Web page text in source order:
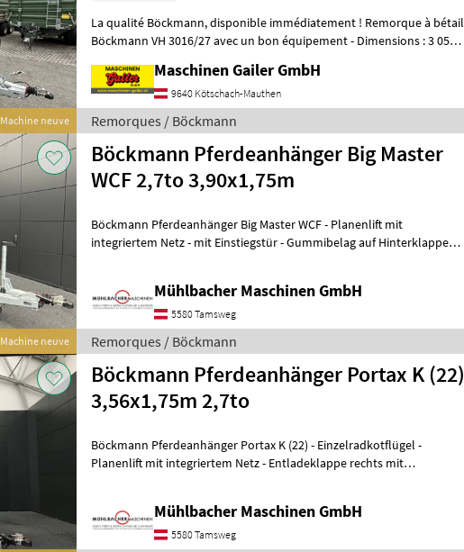
Machine neuve
La qualité Böckmann, disponible immédiatement ! Remorque à bétail
Böckmann VH 3016/27 avec un bon équipement - Dimensions : 3 050 x
Maschinen Gailer GmbH
9640 Kötschach-Mauthen
Remorques / Böckmann
Machine neuve
Böckmann Pferdeanhänger Big Master
WCF 2,7to 3,90x1,75m
Böckmann Pferdeanhänger Big Master WCF - Planenlift mit
integriertem Netz - mit Einstiegstür - Gummibelag auf Hinterklappe
Mühlbacher Maschinen GmbH
5580 Tamsweg
Remorques / Böckmann
Böckmann Pferdeanhänger Portax K (22)
3,56x1,75m 2,7to
Böckmann Pferdeanhänger Portax K (22) - Einzelradkotflügel -
Planenlift mit integriertem Netz - Entladeklappe rechts mit
Mühlbacher Maschinen GmbH
5580 Tamsweg